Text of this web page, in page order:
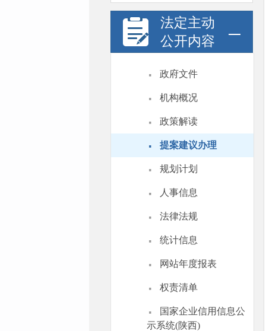
法定主动
公开内容
· 政府文件
· 机构概况
· 政策解读
· 提案建议办理
· 规划计划
· 人事信息
· 法律法规
· 统计信息
· 网站年度报表
· 权责清单
·
国家企业信用信息公
示系统(陕西)